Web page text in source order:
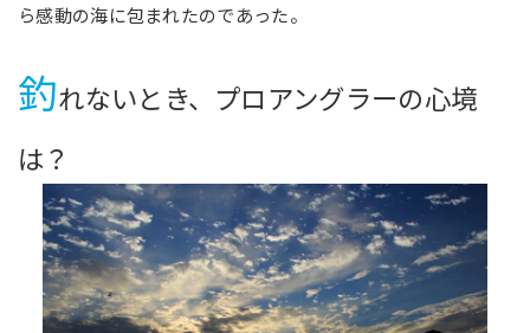
ら感動の海に包まれたのであった。
釣れないとき、プロアングラーの心境
は？